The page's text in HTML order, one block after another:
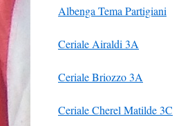
Albenga Tema Partigiani
Ceriale Airaldi 3A
Ceriale Briozzo 3A
Ceriale Cherel Matilde 3C